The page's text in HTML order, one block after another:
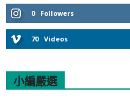
0 Followers
70 Videos
小編嚴選